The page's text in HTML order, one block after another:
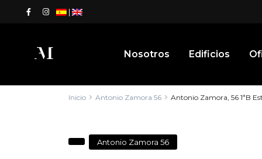
|
Nosotros Edificios
Inicio Antonio Zamora 56 Antonio Zamora, 56 1ªB
Antonio Zamora 56